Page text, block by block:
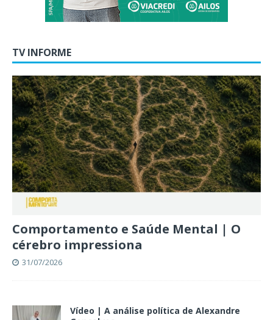
TV INFORME
Comportamento e Saúde Mental | O
cérebro impressiona
31/07/2026
Vídeo | A análise política de Alexandre